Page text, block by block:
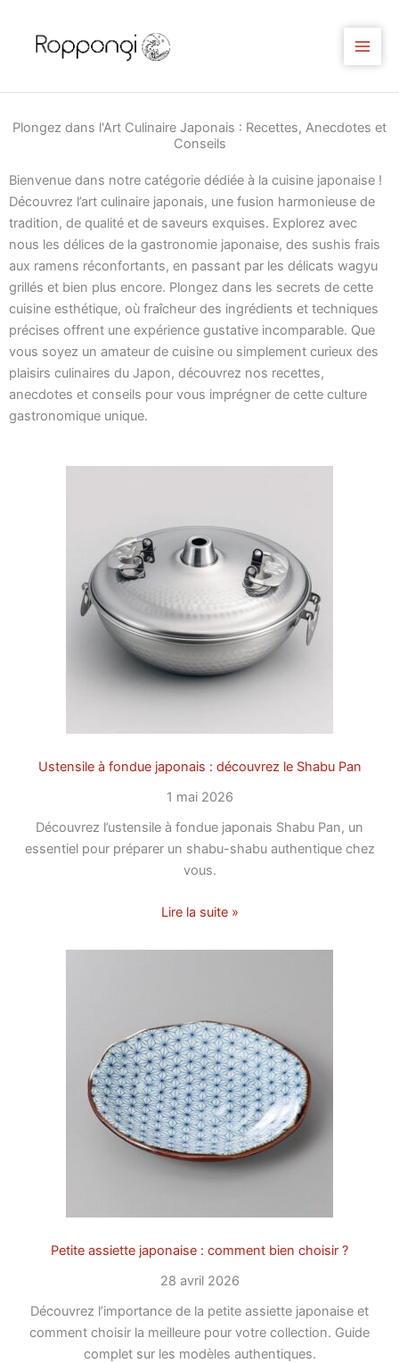
contenu
Plongez dans l'Art Culinaire Japonais : Recettes, Anecdotes et
Conseils
Bienvenue dans notre catégorie dédiée à la cuisine japonaise !
Découvrez l’art culinaire japonais, une fusion harmonieuse de
tradition, de qualité et de saveurs exquises. Explorez avec
nous les délices de la gastronomie japonaise, des sushis frais
aux ramens réconfortants, en passant par les délicats wagyu
grillés et bien plus encore. Plongez dans les secrets de cette
cuisine esthétique, où fraîcheur des ingrédients et techniques
précises offrent une expérience gustative incomparable. Que
vous soyez un amateur de cuisine ou simplement curieux des
plaisirs culinaires du Japon, découvrez nos recettes,
anecdotes et conseils pour vous imprégner de cette culture
gastronomique unique.
Ustensile à fondue japonais : découvrez le Shabu Pan
1 mai 2026
Découvrez l’ustensile à fondue japonais Shabu Pan, un
essentiel pour préparer un shabu-shabu authentique chez
vous.
Lire la suite »
Petite assiette japonaise : comment bien choisir ?
28 avril 2026
Découvrez l’importance de la petite assiette japonaise et
comment choisir la meilleure pour votre collection. Guide
complet sur les modèles authentiques.